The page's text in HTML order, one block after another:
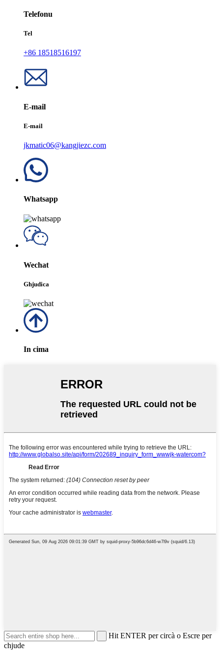
Telefonu
Tel
+86 18518516197
E-mail
E-mail
jkmatic06@kangjiezc.com
Whatsapp
Wechat
Ghjudica
In cima
Hit ENTER per circà o Escre per
chjude